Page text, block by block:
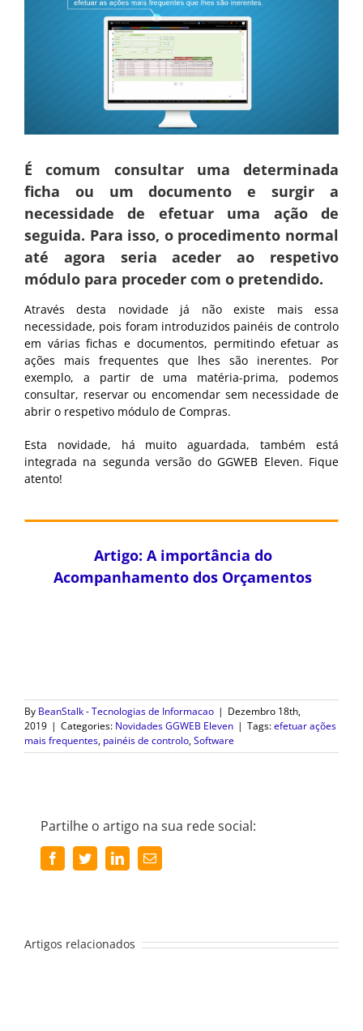
É comum consultar uma determinada
ficha ou um documento e surgir a
necessidade de efetuar uma ação de
seguida. Para isso, o procedimento normal
até agora seria aceder ao respetivo
módulo para proceder com o pretendido.
Através desta novidade já não existe mais essa
necessidade, pois foram introduzidos painéis de controlo
em várias fichas e documentos, permitindo efetuar as
ações mais frequentes que lhes são inerentes. Por
exemplo, a partir de uma matéria-prima, podemos
consultar, reservar ou encomendar sem necessidade de
abrir o respetivo módulo de Compras.
Esta novidade, há muito aguardada, também está
integrada na segunda versão do GGWEB Eleven. Fique
atento!
Artigo: A importância do
Acompanhamento dos Orçamentos
By BeanStalk - Tecnologias de Informacao | Dezembro 18th,
2019 | Categories: Novidades GGWEB Eleven | Tags:efetuar ações
mais frequentes, painéis de controlo,Software
Partilhe o artigo na sua rede social:
FacebookTwitterLinkedInEmail
(necessário
Artigos relacionados